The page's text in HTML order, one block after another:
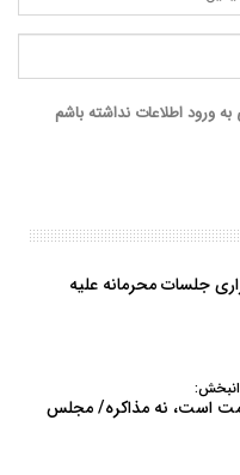
ورود اطلاعات نداشته باشم
جلسات محرمانه علیه
است، نه مذاکره/ مجلس